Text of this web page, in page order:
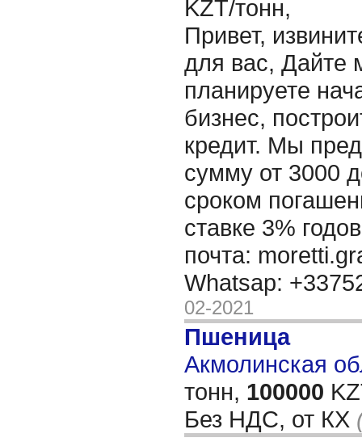
KZT/тонн,
Привет,
для вас, Дайте
планируете
бизнес,
кредит. Мы
сумму от 3000
сроком
ставке 3%
почта:
Whatsap:
02-2021
Пшеница
Акмолинская
тонн, 100000
Без НДС, от КХ